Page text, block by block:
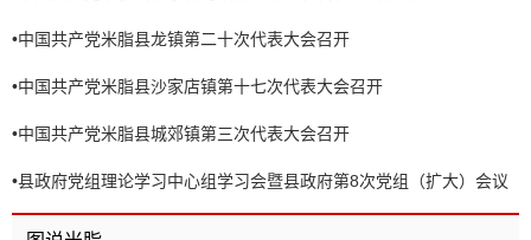
•中国共产党米脂县龙镇第二十次代表大会召开
•中国共产党米脂县沙家店镇第十七次代表大会召开
•中国共产党米脂县城郊镇第三次代表大会召开
•县政府党组理论学习中心组学习会暨县政府第8次党组（扩大）会议
召开